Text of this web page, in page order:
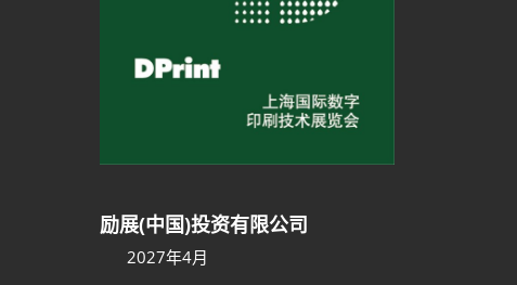
励展(中国)投资有限公司
2027年4月